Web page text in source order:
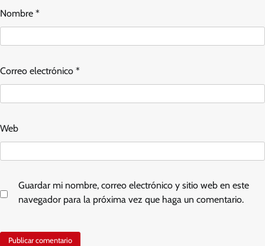
Nombre *
Correo electrónico *
Web
Guardar mi nombre, correo electrónico y sitio web en este
navegador para la próxima vez que haga un comentario.